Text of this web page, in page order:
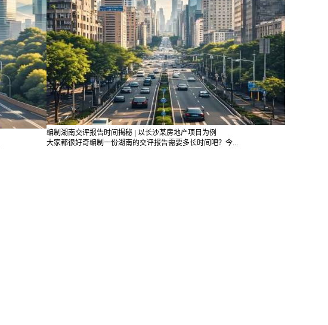
编制湖南交评报告时间揭秘 | 以长沙某房地产项目为例
大家都很好奇编制一份湖南的交评报告需要多长时间吧？今...